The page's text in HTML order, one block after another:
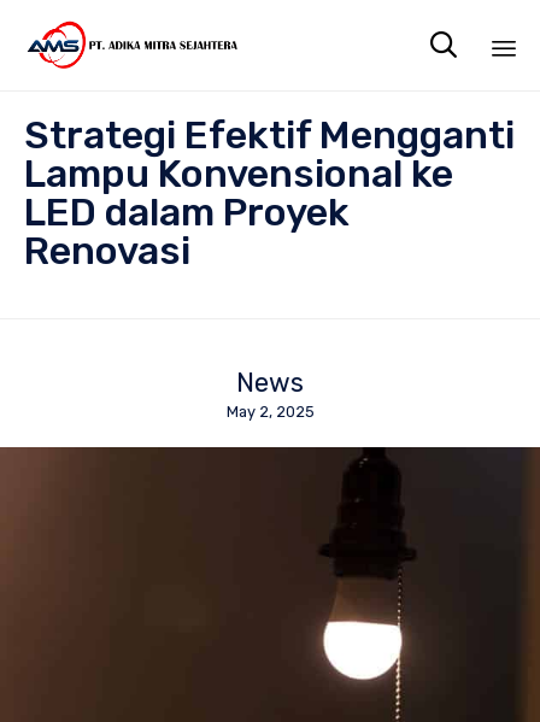

Strategi Efektif Mengganti
Lampu Konvensional ke
LED dalam Proyek
Renovasi
News
May 2, 2025